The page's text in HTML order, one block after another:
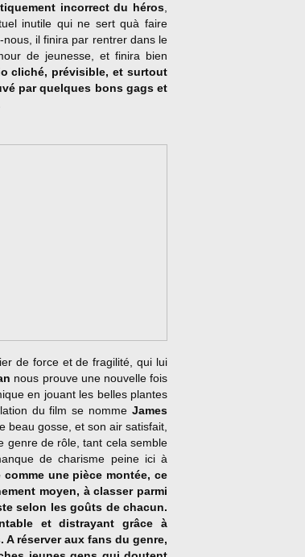
incorrect du héros
inutile qui ne sert quà faire
il finira par rentrer dans le
de jeunesse, et finira bien
cliché, prévisible, et surtout
par quelques bons gags et
de force et de fragilité, qui lui
nous prouve une nouvelle fois
en jouant les belles plantes
du film se nomme James
beau gosse, et son air satisfait,
genre de rôle, tant cela semble
de charisme peine ici à
une pièce montée, ce
moyen, à classer parmi
selon les goûts de chacun.
et distrayant grâce à
A réserver aux fans du genre,